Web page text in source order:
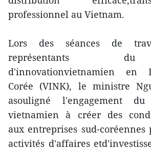
professionnel au Vietnam.
Lors des séances de
représentants
d'innovationvietnamien en
Corée (VINK), le ministre
asouligné l'engagement du
vietnamien à créer des
aux entreprises sud-
activités d'affaires